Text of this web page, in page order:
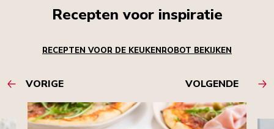
Recepten voor inspiratie
RECEPTEN VOOR DE KEUKENROBOT BEKIJKEN
VORIGE VOLGENDE